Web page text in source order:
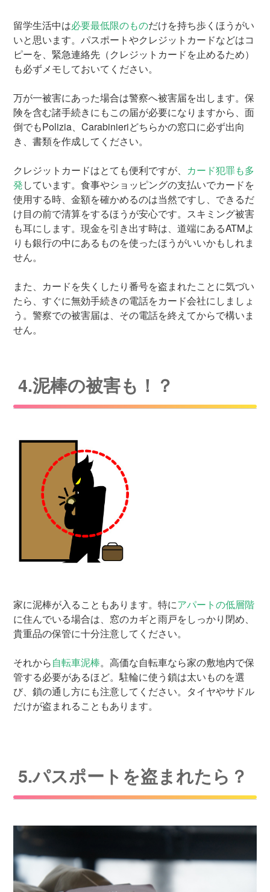
留学生活中は必要最低限のものだけを持ち歩くほうがい
いと思います。パスポートやクレジットカードなどはコ
ピーを、緊急連絡先（クレジットカードを止めるため）
も必ずメモしておいてください。
万が一被害にあった場合は警察へ被害届を出します。保
険を含む諸手続きにもこの届が必要になりますから、面
倒でもPolizia、Carabinieriどちらかの窓口に必ず出向
き、書類を作成してください。
クレジットカードはとても便利ですが、 カード犯罪も多
発しています。食事やショッピングの支払いでカードを
使用する時、金額を確かめるのは当然ですし、できるだ
け目の前で清算をするほうが安心です。スキミング被害
も耳にします。現金を引き出す時は、道端にあるATMよ
りも銀行の中にあるものを使ったほうがいいかもしれま
せん。
また、カードを失くしたり番号を盗まれたことに気づい
たら、すぐに無効手続きの電話をカード会社にしましょ
う。警察での被害届は、その電話を終えてからで構いま
せん。
4.泥棒の被害も！？
家に泥棒が入ることもあります。特にアパートの低層階
に住んでいる場合は、窓のカギと雨戸をしっかり閉め、
貴重品の保管に十分注意してください。
それから自転車泥棒。高価な自転車なら家の敷地内で保
管する必要があるほど。駐輪に使う鎖は太いものを選
び、鎖の通し方にも注意してください。タイヤやサドル
だけが盗まれることもあります。
5.パスポートを盗まれたら？